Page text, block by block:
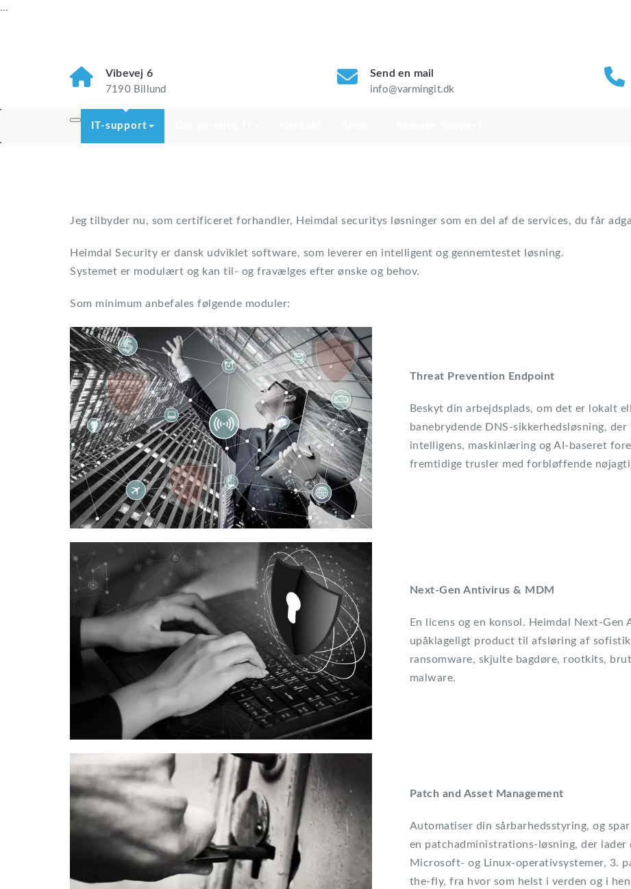
...
Vibevej 6
7190 Billund
Send en mail
info@varmingit.dk
IT-support
Jeg tilbyder nu, som certificeret forhandler, Heimdal securitys løsninger som en del af de services, du får
Heimdal Security er dansk udviklet software, som leverer en intelligent og gennemtestet løsning.
Systemet er modulært og kan til- og fravælges efter ønske og behov.
Som minimum anbefales følgende moduler:
Threat Prevention Endpoint
Beskyt din arbejdsplads, om det er lokalt
banebrydende DNS-sikkerhedsløsning,
intelligens, maskinlæring og AI-baseret
fremtidige trusler med forbløffende
Next-Gen Antivirus & MDM
En licens og en konsol. Heimdal Next-
upåklageligt product til afsløring af
ransomware, skjulte bagdøre, rootkits,
malware.
Patch and Asset Management
Automatiser din sårbarhedsstyring, og
en patchadministrations-løsning, der lader
Microsoft- og Linux-operativsystemer, 3.
the-fly, fra hvor som helst i verden og i